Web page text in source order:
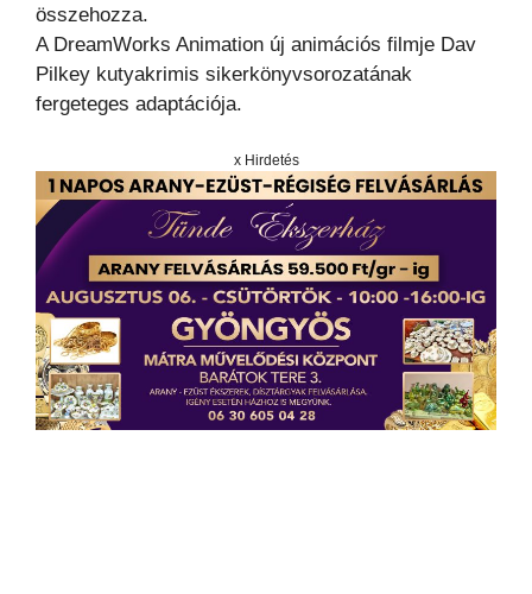
összehozza.
A DreamWorks Animation új animációs filmje Dav
Pilkey kutyakrimis sikerkönyvsorozatának
fergeteges adaptációja.
x Hirdetés